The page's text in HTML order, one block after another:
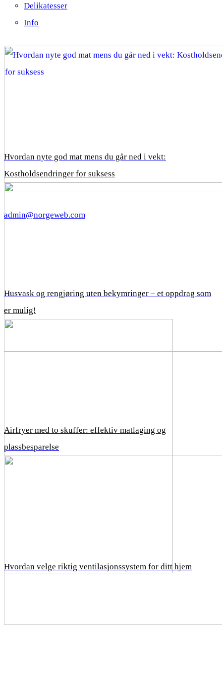
Delikatesser
Info
Hvordan nyte god mat mens du går ned i vekt:
Kostholdsendringer for suksess
Husvask og rengjøring uten bekymringer – et oppdrag som
er mulig!
Airfryer med to skuffer: effektiv matlaging og
plassbesparelse
Hvordan velge riktig ventilasjonssystem for ditt hjem
admin@norgeweb.com